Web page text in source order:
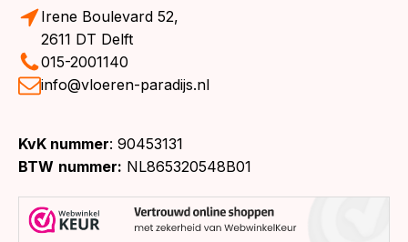
Irene Boulevard 52,
2611 DT Delft
015-2001140
info@vloeren-paradijs.nl
KvK nummer: 90453131
BTW nummer: NL865320548B01